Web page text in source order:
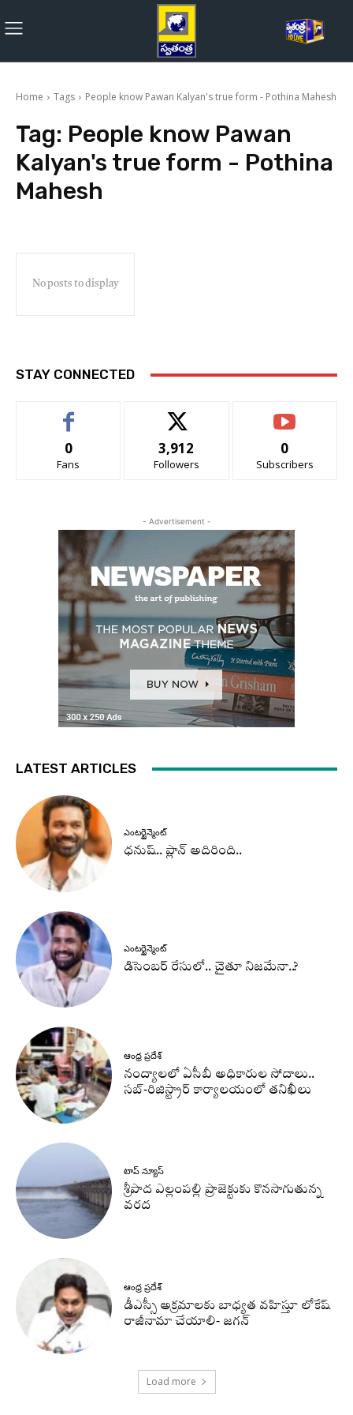
Home Tags People know Pawan Kalyan's true form - Pothina Mahesh
Tag: People know Pawan
Kalyan's true form - Pothina
Mahesh
No posts to display
STAY CONNECTED
0
Fans
3,912
Followers
0
Subscribers
- Advertisement -
LATEST ARTICLES
ఎంటర్టైన్మెంట్
ధనుష్‌.. ప్లాన్ అదిరింది..
ఎంటర్టైన్మెంట్
డిసెంబర్ రేసులో.. చైతూ నిజమేనా..?
ఆంధ్ర ప్రదేశ్
నంద్యాలలో ఏసీబీ అధికారుల సోదాలు..
సబ్-రిజిస్ట్రార్ కార్యాలయంలో తనిఖీలు
టాప్ న్యూస్
శ్రీపాద ఎల్లంపల్లి ప్రాజెక్టుకు కొనసాగుతున్న
వరద
ఆంధ్ర ప్రదేశ్
డీఎస్సీ అక్రమాలకు బాధ్యత వహిస్తూ లోకేష్‌
రాజీనామా చేయాలి- జగన్
Load more